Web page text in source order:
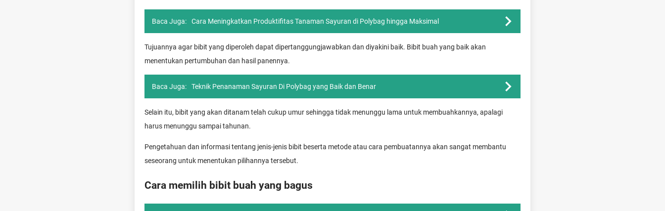
Baca Juga: Cara Meningkatkan Produktifitas Tanaman Sayuran di Polybag hingga Maksimal
Tujuannya agar bibit yang diperoleh dapat dipertanggungjawabkan dan diyakini baik. Bibit buah yang baik akan
menentukan pertumbuhan dan hasil panennya.
Baca Juga: Teknik Penanaman Sayuran Di Polybag yang Baik dan Benar
Selain itu, bibit yang akan ditanam telah cukup umur sehingga tidak menunggu lama untuk membuahkannya, apalagi
harus menunggu sampai tahunan.
Pengetahuan dan informasi tentang jenis-jenis bibit beserta metode atau cara pembuatannya akan sangat membantu
seseorang untuk menentukan pilihannya tersebut.
Cara memilih bibit buah yang bagus